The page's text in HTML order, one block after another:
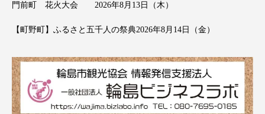
門前町 花火大会 2026年8月13日（木）
【町野町】ふるさと五千人の祭典2026年8月14日（金）